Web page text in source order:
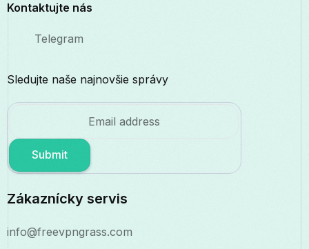
Kontaktujte nás
Telegram
Sledujte naše najnovšie správy
Submit
Zákaznícky servis
info@freevpngrass.com